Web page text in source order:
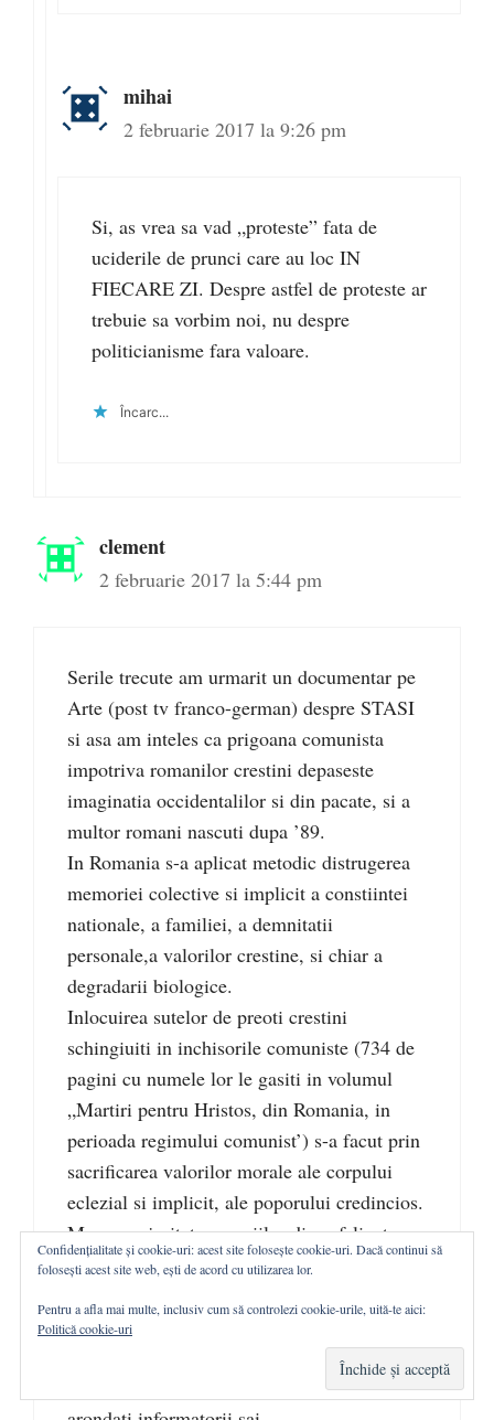
mihai
2 februarie 2017 la 9:26 pm
Si, as vrea sa vad „proteste” fata de
uciderile de prunci care au loc IN
FIECARE ZI. Despre astfel de proteste ar
trebuie sa vorbim noi, nu despre
politicianisme fara valoare.
Încarc...
clement
2 februarie 2017 la 5:44 pm
Serile trecute am urmarit un documentar pe
Arte (post tv franco-german) despre STASI
si asa am inteles ca prigoana comunista
impotriva romanilor crestini depaseste
imaginatia occidentalilor si din pacate, si a
multor romani nascuti dupa ’89.
In Romania s-a aplicat metodic distrugerea
memoriei colective si implicit a constiintei
nationale, a familiei, a demnitatii
personale,a valorilor crestine, si chiar a
degradarii biologice.
Inlocuirea sutelor de preoti crestini
schingiuiti in inchisorile comuniste (734 de
pagini cu numele lor le gasiti in volumul
„Martiri pentru Hristos, din Romania, in
perioada regimului comunist’) s-a facut prin
sacrificarea valorilor morale ale corpului
eclezial si implicit, ale poporului credincios.
Marea majoritate a copiilor din orfelinate,
carora li s-a inoculat ura fata de parintii
iubirea neconditionata pentru Partidul
Comunist, au fost transformati in cadre ale
MI sau turnatori. Fiecare parohie isi avea
Confidențialitate și cookie-uri: acest site folosește cookie-uri. Dacă continui să
folosești acest site web, ești de acord cu utilizarea lor.
Pentru a afla mai multe, inclusiv cum să controlezi cookie-urile, uită-te aici:
Politică cookie-uri